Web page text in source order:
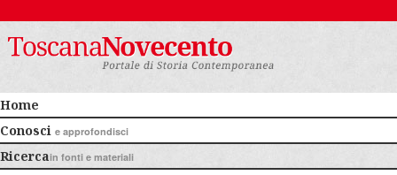
Home
Conosci e approfondisci
Ricercain fonti e materiali